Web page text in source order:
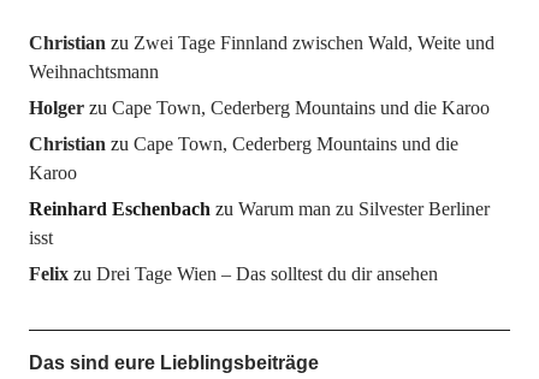
Christian zu Zwei Tage Finnland zwischen Wald, Weite und
Weihnachtsmann
Holgerzu Cape Town, Cederberg Mountains und die Karoo
Christian zu Cape Town, Cederberg Mountains und die
Karoo
Reinhard Eschenbach zu Warum man zu Silvester Berliner
isst
Felixzu Drei Tage Wien – Das solltest du dir ansehen
Das sind eure Lieblingsbeiträge